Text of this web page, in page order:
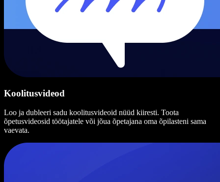
Koolitusvideod
Loo ja dubleeri sadu koolitusvideoid nüüd kiiresti. Toota
õpetusvideosid töötajatele või jõua õpetajana oma õpilasteni sama
vaevata.